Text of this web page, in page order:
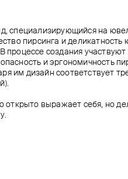
специализирующийся на
пирсинга и
процессе создания
и эргономичность
им дизайн соответствует
открыто выражает себя, но